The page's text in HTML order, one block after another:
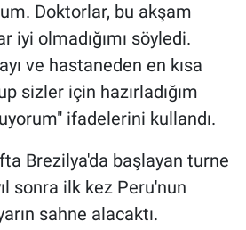
Doktorlar, bu akşam
iyi olmadığımı söyledi.
ve hastaneden en kısa
sizler için hazırladığım
ifadelerini kullandı.
Brezilya'da başlayan turne
sonra ilk kez Peru'nun
sahne alacaktı.